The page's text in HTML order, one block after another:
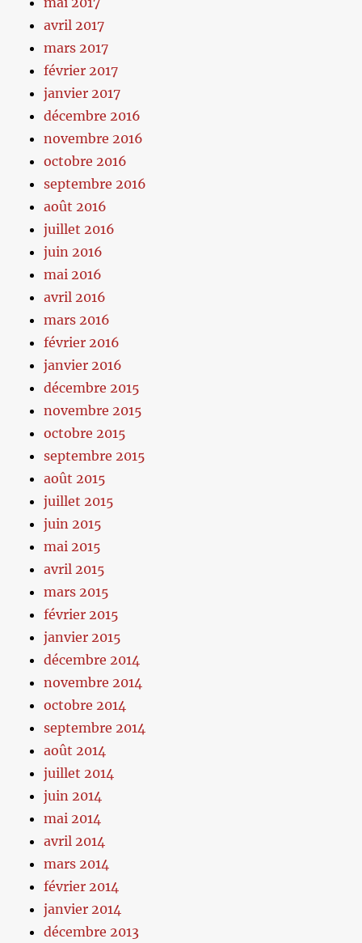
avril 2017
mars 2017
février 2017
janvier 2017
décembre 2016
novembre 2016
octobre 2016
septembre 2016
août 2016
juillet 2016
juin 2016
mai 2016
avril 2016
mars 2016
février 2016
janvier 2016
décembre 2015
novembre 2015
octobre 2015
septembre 2015
août 2015
juillet 2015
juin 2015
mai 2015
avril 2015
mars 2015
février 2015
janvier 2015
décembre 2014
novembre 2014
octobre 2014
septembre 2014
août 2014
juillet 2014
juin 2014
mai 2014
avril 2014
mars 2014
février 2014
janvier 2014
décembre 2013